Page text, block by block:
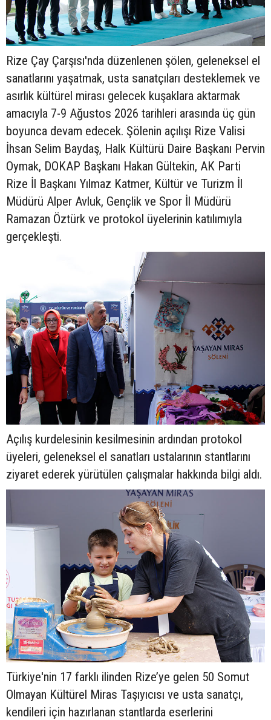
Rize Çay Çarşısı'nda düzenlenen şölen, geleneksel el
sanatlarını yaşatmak, usta sanatçıları desteklemek ve
asırlık kültürel mirası gelecek kuşaklara aktarmak
amacıyla 7-9 Ağustos 2026 tarihleri arasında üç gün
boyunca devam edecek. Şölenin açılışı Rize Valisi
İhsan Selim Baydaş, Halk Kültürü Daire Başkanı Pervin
Oymak, DOKAP Başkanı Hakan Gültekin, AK Parti
Rize İl Başkanı Yılmaz Katmer, Kültür ve Turizm İl
Müdürü Alper Avluk, Gençlik ve Spor İl Müdürü
Ramazan Öztürk ve protokol üyelerinin katılımıyla
gerçekleşti.
Açılış kurdelesinin kesilmesinin ardından protokol
üyeleri, geleneksel el sanatları ustalarının stantlarını
ziyaret ederek yürütülen çalışmalar hakkında bilgi aldı.
Türkiye'nin 17 farklı ilinden Rize’ye gelen 50 Somut
Olmayan Kültürel Miras Taşıyıcısı ve usta sanatçı,
kendileri için hazırlanan stantlarda eserlerini